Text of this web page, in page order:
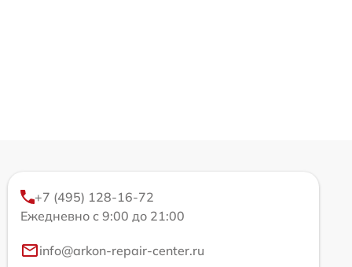
+7 (495) 128-16-72
Ежедневно с 9:00 до 21:00
info@arkon-repair-center.ru